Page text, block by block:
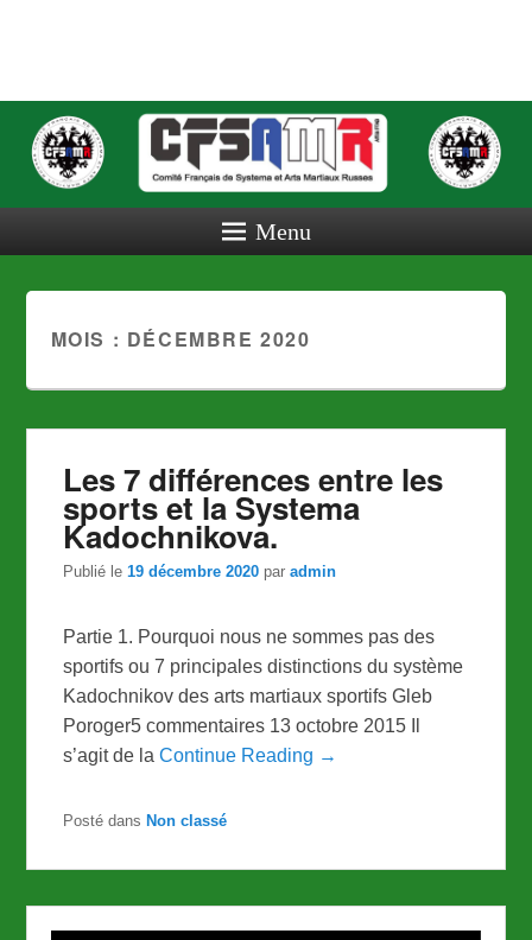
FRANCAIS
DE
SYSTEMA
ET ARTS
MARTIAUX
Menu
MOIS : DÉCEMBRE 2020
Les 7 différences entre les
sports et la Systema
Kadochnikova.
Publié le19 décembre 2020 paradmin
Partie 1. Pourquoi nous ne sommes pas des
sportifs ou 7 principales distinctions du système
Kadochnikov des arts martiaux sportifs Gleb
Poroger5 commentaires 13 octobre 2015 Il
s’agit de laContinue Reading →
Posté dans Non classé